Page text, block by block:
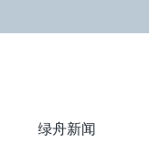
绿舟新闻